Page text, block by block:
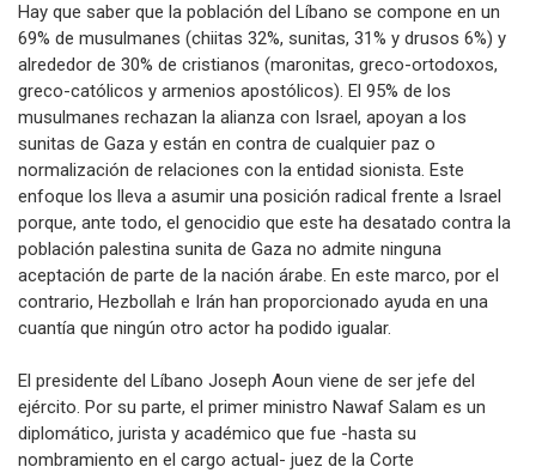
Hay que saber que la población del Líbano se compone en un
69% de musulmanes (chiitas 32%, sunitas, 31% y drusos 6%) y
alrededor de 30% de cristianos (maronitas, greco-ortodoxos,
greco-católicos y armenios apostólicos). El 95% de los
musulmanes rechazan la alianza con Israel, apoyan a los
sunitas de Gaza y están en contra de cualquier paz o
normalización de relaciones con la entidad sionista. Este
enfoque los lleva a asumir una posición radical frente a Israel
porque, ante todo, el genocidio que este ha desatado contra la
población palestina sunita de Gaza no admite ninguna
aceptación de parte de la nación árabe. En este marco, por el
contrario, Hezbollah e Irán han proporcionado ayuda en una
cuantía que ningún otro actor ha podido igualar.
El presidente del Líbano Joseph Aoun viene de ser jefe del
ejército. Por su parte, el primer ministro Nawaf Salam es un
diplomático, jurista y académico que fue -hasta su
nombramiento en el cargo actual- juez de la Corte